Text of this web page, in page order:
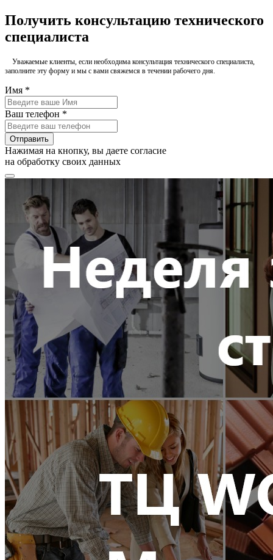
Получить консультацию технического
специалиста
Уважаемые клиенты, если необходима консультация технического специалиста,
заполните эту форму и мы с вами свяжемся в течении рабочего дня.
Имя *
Ваш телефон *
Отправить
Нажимая на кнопку, вы даете согласие
на обработку своих данных